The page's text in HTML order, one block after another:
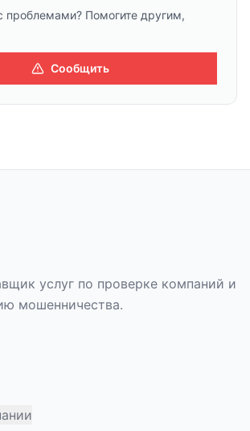
проблемами? Помогите другим,
Сообщить
услуг по проверке компаний и
мошенничества.